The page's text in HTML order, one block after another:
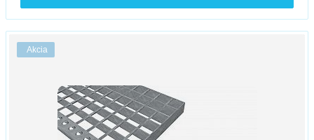
Akcia